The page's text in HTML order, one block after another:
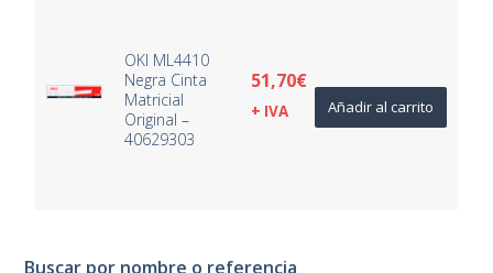
OKI ML4410
Negra Cinta
Matricial
Original –
40629303
51,70€
+ IVA Añadir al carrito
Buscar por nombre o referencia